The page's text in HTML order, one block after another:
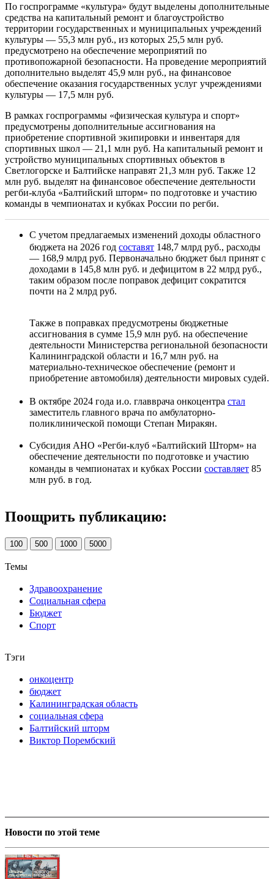
По госпрограмме «культура» будут выделены дополнительные
средства на капитальный ремонт и благоустройство
территории государственных и муниципальных учреждений
культуры — 55,3 млн руб., из которых 25,5 млн руб.
предусмотрено на обеспечение мероприятий по
противопожарной безопасности. На проведение мероприятий
дополнительно выделят 45,9 млн руб., на финансовое
обеспечение оказания государственных услуг учреждениями
культуры — 17,5 млн руб.
В рамках госпрограммы «физическая культура и спорт»
предусмотрены дополнительные ассигнования на
приобретение спортивной экипировки и инвентаря для
спортивных школ — 21,1 млн руб. На капитальный ремонт и
устройство муниципальных спортивных объектов в
Светлогорске и Балтийске направят 21,3 млн руб. Также 12
млн руб. выделят на финансовое обеспечение деятельности
регби-клуба «Балтийский шторм» по подготовке и участию
команды в чемпионатах и кубках России по регби.
С учетом предлагаемых изменений доходы областного
бюджета на 2026 год составят 148,7 млрд руб., расходы
— 168,9 млрд руб. Первоначально бюджет был принят с
доходами в 145,8 млн руб. и дефицитом в 22 млрд руб.,
таким образом после поправок дефицит сократится
почти на 2 млрд руб.
Также в поправках предусмотрены бюджетные
ассигнования в сумме 15,9 млн руб. на обеспечение
деятельности Министерства региональной безопасности
Калининградской области и 16,7 млн руб. на
материально-техническое обеспечение (ремонт и
приобретение автомобиля) деятельности мировых судей.
В октябре 2024 года и.о. главврача онкоцентра стал
заместитель главного врача по амбулаторно-
поликлинической помощи Степан Миракян.
Субсидия АНО «Регби-клуб «Балтийский Шторм» на
обеспечение деятельности по подготовке и участию
команды в чемпионатах и кубках России составляет 85
млн руб. в год.
Поощрить публикацию:
100 500 1000 5000
Темы
Здравоохранение
Социальная сфера
Бюджет
Спорт
Тэги
онкоцентр
бюджет
Калининградская область
социальная сфера
Балтийский шторм
Виктор Порембский
Новости по этой теме